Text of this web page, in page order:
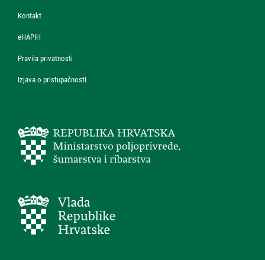
Kontakt
eHAPIH
Pravila privatnosti
Izjava o pristupačnosti